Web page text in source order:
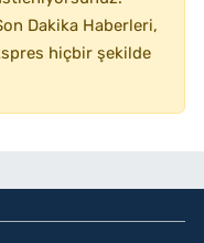
Dakika Haberleri,
hiçbir şekilde